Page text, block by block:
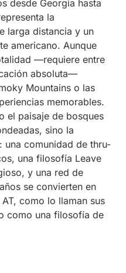
desde Georgia hasta
la
larga distancia y un
americano. Aunque
—requiere entre
absoluta—
Mountains o las
memorables.
el paisaje de bosques
sino la
una comunidad de thru-
una filosofía Leave
y una red de
se convierten en
como lo llaman sus
como una filosofía de